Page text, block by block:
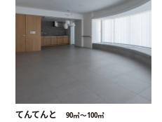
てんてんと 90㎡〜100㎡